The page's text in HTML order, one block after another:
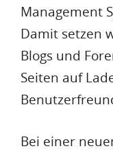
Management
Damit setzen
Blogs und
Seiten auf
Bei einer